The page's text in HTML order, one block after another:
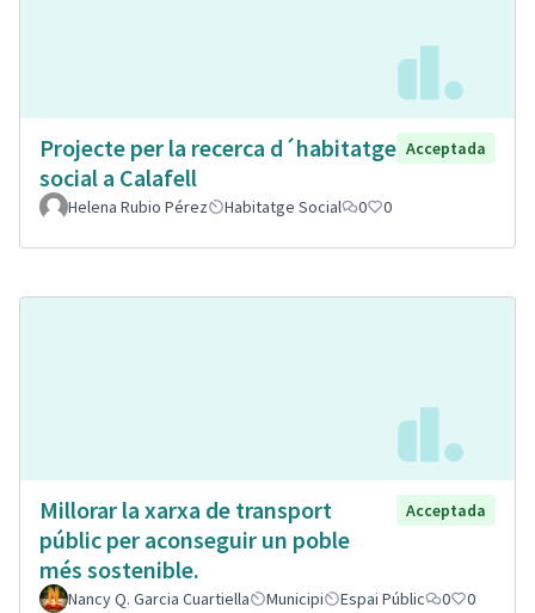
Projecte per la recerca d´habitatge
social a Calafell
Acceptada
Helena Rubio Pérez Habitatge Social 0 0
Millorar la xarxa de transport
públic per aconseguir un poble
més sostenible.
Acceptada
Nancy Q. Garcia Cuartiella Municipi Espai Públic 0 0